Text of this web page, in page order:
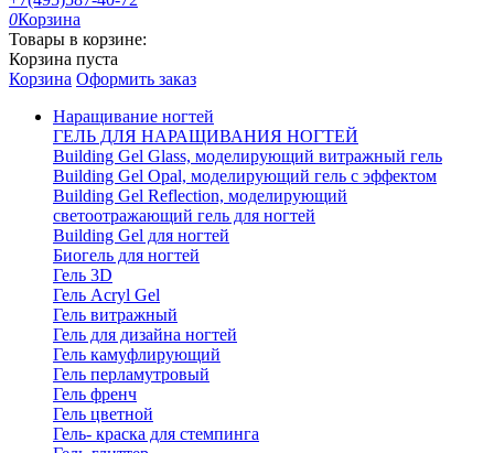
0Корзина
Товары в корзине:
Корзина пуста
Корзина Оформить заказ
Наращивание ногтей
ГЕЛЬ ДЛЯ НАРАЩИВАНИЯ НОГТЕЙ
Building Gel Glass, моделирующий витражный гель
Building Gel Opal, моделирующий гель с эффектом
Building Gel Reflection, моделирующий
светоотражающий гель для ногтей
Building Gel для ногтей
Биогель для ногтей
Гель 3D
Гель Acryl Gel
Гель витражный
Гель для дизайна ногтей
Гель камуфлирующий
Гель перламутровый
Гель френч
Гель цветной
Гель- краска для стемпинга